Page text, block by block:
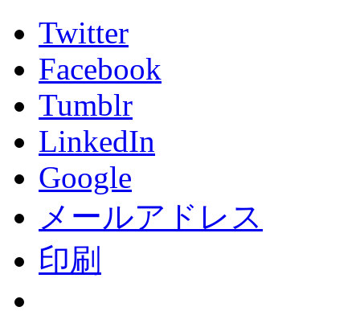
Twitter
Facebook
Tumblr
LinkedIn
Google
メールアドレス
印刷